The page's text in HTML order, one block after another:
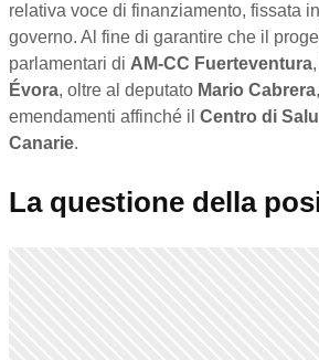
relativa voce di finanziamento, fissata in
governo. Al fine di garantire che il
parlamentari di AM-CC Fuerteventura
Évora, oltre al deputato Mario Cabrera
emendamenti affinché il Centro di
Canarie.
La questione della